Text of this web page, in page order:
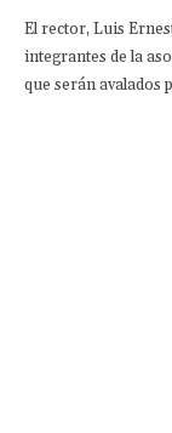
El rector, Luis
integrantes de la
que serán avalados